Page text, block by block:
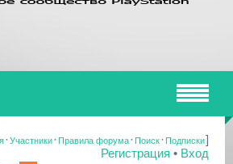
·Участники·Правила форума·Поиск·Подписки]
Регистрация • Вход